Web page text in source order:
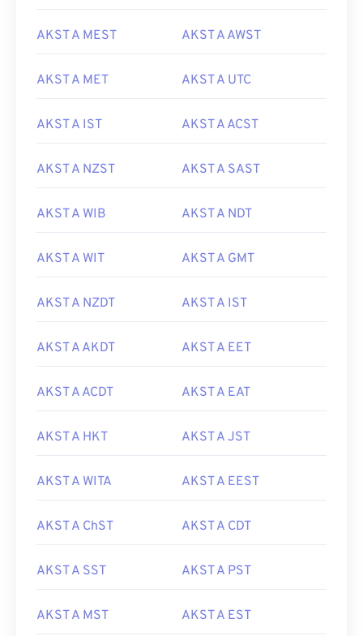
AKST A MEST AKST A AWST
AKST A MET AKST A UTC
AKST A IST AKST A ACST
AKST A NZST AKST A SAST
AKST A WIB AKST A NDT
AKST A WIT AKST A GMT
AKST A NZDT AKST A IST
AKST A AKDT AKST A EET
AKST A ACDT AKST A EAT
AKST A HKT AKST A JST
AKST A WITA AKST A EEST
AKST A ChST AKST A CDT
AKST A SST AKST A PST
AKST A MST AKST A EST